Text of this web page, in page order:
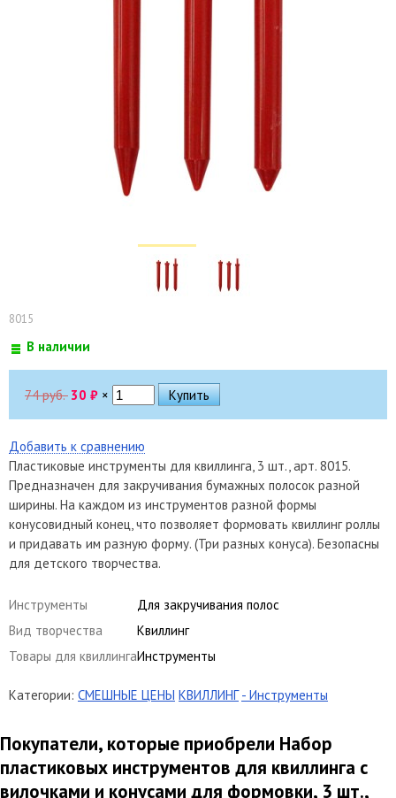
8015
В наличии
74 руб. 30 ₽ ×
Добавить к сравнению
Пластиковые инструменты для квиллинга, 3 шт., арт. 8015.
Предназначен для закручивания бумажных полосок разной
ширины. На каждом из инструментов разной формы
конусовидный конец, что позволяет формовать квиллинг роллы
и придавать им разную форму. (Три разных конуса). Безопасны
для детского творчества.
Инструменты
Для закручивания полос
Вид творчества
Квиллинг
Товары для квиллингаИнструменты
Категории: СМЕШНЫЕ ЦЕНЫ КВИЛЛИНГ - Инструменты
Покупатели, которые приобрели Набор
пластиковых инструментов для квиллинга с
вилочками и конусами для формовки, 3 шт.,